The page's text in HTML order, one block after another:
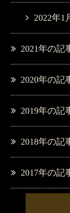
2022年1
2021年の記
2020年の記
2019年の記
2018年の記
2017年の記